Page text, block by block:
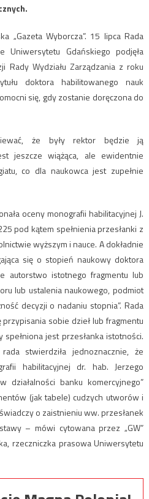
„Gazeta Wyborcza”. 15 lipca Rada
Uniwersytetu Gdańskiego podjęła
Rady Wydziału Zarządzania z roku
doktora habilitowanego nauk
się, gdy zostanie doręczona do
że były rektor będzie ją
jeszcze wiążąca, ale ewidentnie
co dla naukowca jest zupełnie
oceny monografii habilitacyjnej J.
pod kątem spełnienia przesłanki z
wyższym i nauce. A dokładnie
się o stopień naukowy doktora
autorstwo istotnego fragmentu lub
lub ustalenia naukowego, podmiot
decyzji o nadaniu stopnia”. Rada
sobie dzieł lub fragmentu
jest przesłanka istotności.
stwierdziła jednoznacznie, że
habilitacyjnej dr. hab. Jerzego
działalności banku komercyjnego”
(jak tabele) cudzych utworów i
o zaistnieniu ww. przesłanek
– mówi cytowana przez „GW”
rzeczniczka prasowa Uniwersytetu